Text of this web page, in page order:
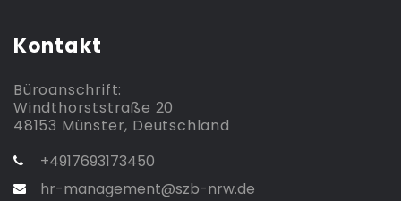
Kontakt
Büroanschrift:
Windthorststraße 20
48153 Münster, Deutschland
+4917693173450
hr-management@szb-nrw.de